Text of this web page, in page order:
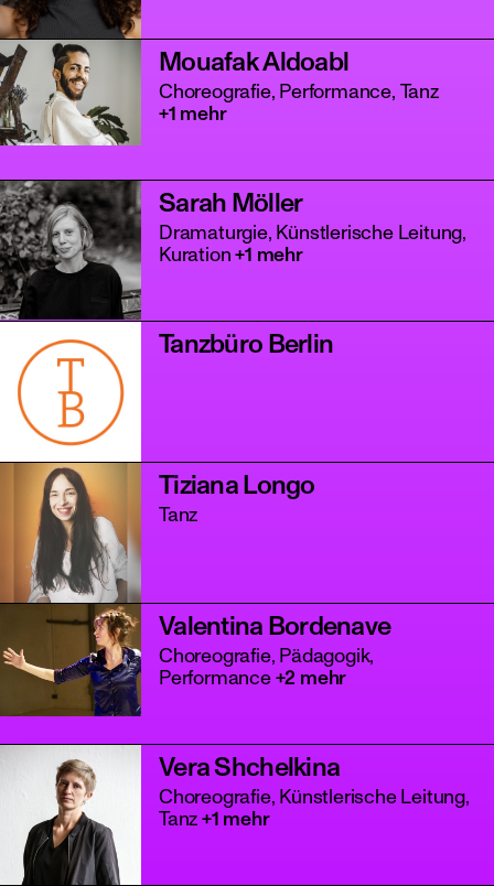
Mouafak Aldoabl
Choreografie, Performance, Tanz
+1 mehr
Sarah Möller
Dramaturgie, Künstlerische Leitung,
Kuration +1 mehr
Tanzbüro Berlin
Tiziana Longo
Tanz
Valentina Bordenave
Choreografie, Pädagogik,
Performance+2 mehr
Vera Shchelkina
Choreografie, Künstlerische Leitung,
Tanz +1 mehr